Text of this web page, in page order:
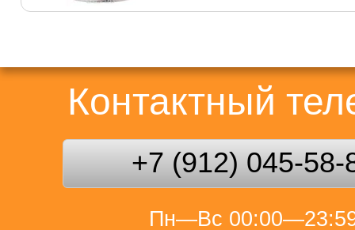
Контактный
+7 (912) 045-58-
Пн—Вс